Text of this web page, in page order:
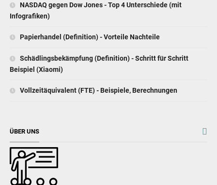
NASDAQ gegen Dow Jones - Top 4 Unterschiede (mit
Infografiken)
Papierhandel (Definition) - Vorteile Nachteile
Schädlingsbekämpfung (Definition) - Schritt für Schritt
Beispiel (Xiaomi)
Vollzeitäquivalent (FTE) - Beispiele, Berechnungen
ÜBER UNS